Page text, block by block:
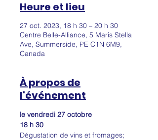
Heure et lieu
27 oct. 2023, 18 h 30 – 20 h 30
Centre Belle-Alliance, 5 Maris Stella
Ave, Summerside, PE C1N 6M9,
Canada
À propos de
l'événement
le vendredi 27 octobre
18 h 30
Dégustation de vins et fromages;